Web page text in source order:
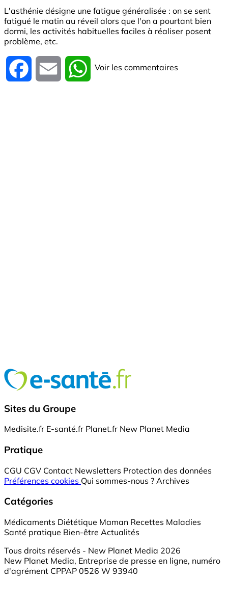
L'asthénie désigne une fatigue généralisée : on se sent
fatigué le matin au réveil alors que l'on a pourtant bien
dormi, les activités habituelles faciles à réaliser posent
problème, etc.
Facebook Email WhatsApp
Voir les commentaires
Sites du Groupe
Medisite.fr E-santé.fr Planet.fr New Planet Media
Pratique
CGU CGV Contact Newsletters Protection des données
Préférences cookies Qui sommes-nous ? Archives
Catégories
Médicaments Diététique Maman Recettes Maladies
Santé pratique Bien-être Actualités
Tous droits réservés - New Planet Media 2026
New Planet Media, Entreprise de presse en ligne, numéro
d'agrément CPPAP 0526 W 93940